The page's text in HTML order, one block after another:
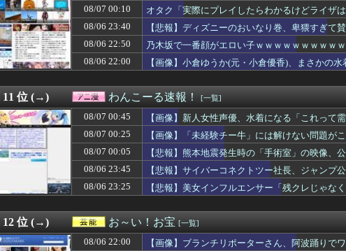
00:02
【アークナイツ】Gift+シリーズ「純燼エイヤフィヤトラ それ
00:02
ソフトの入れ替えなんて10秒で済むのにそれを面倒くさいと
00:01
【画像】「ビールと水を交互に飲まないと倒れるグラス」発売
00:01
【ウマ娘】自分の胸を主張してトレーナーに迫るルラち
00:01
【SSD】1TBで1.5万とか、買った時の倍なんだけど今だと買
00:01
【億砲】横浜M“和製フォーデン、三井寺がデビューｗｗｗｗ
00:01
【ライザのアトリエ】キューズQ「ライザ(ライザリン・シュタ
00:01
【画像】爆乳アメリカハーフ美女、水着グラビアが大迫力す
07 00:01
【ウマ娘】（悲報）ナイスネイチャ、討ち取られる
00:00
【グラブル】エンドレスラグナロクでも周りから塩対応されて
00:00
夫「会社辞めて実家で仕事探したい」私「応援するよ」→と
00:00
【ウマ娘】汗っかきDKPIママって設定いいよね…
【画像】キス釣りするんや
【ラブライブ！】【動画】ひーが後輩にお姉ちゃん呼びさせ
00:00
ブラジル「日本人を満載したトラックのように扱え」→差別
00:00
デカすぎる女性YouTuber、ガチでエグいって・・・
00:00
加藤純一のニコニコ老人会RUSTだが誰視点で見たい？
00:00
【マーベル】ハルクって毎回似たような見た目じゃない？
08/07 00:10
オタク「実際にプレイしたらわかるけどライザ
08/06 23:40
【悲報】ディズニーのおいなり巻、卑猥すぎて
08/06 22:50
乃木坂で一番顔がエロい子ｗｗｗｗｗｗｗｗｗ
08/06 22:00
【画像】小倉ゆうか(元・小倉優香)、まさかの
11 位 (→) わんこーる速報！ [一覧]
08/07 00:45
【画像】新人女性声優、水着になる「これって
08/07 00:25
【画像】「未経験チー牛」には解けない問題が
08/07 00:05
【悲報】熊本地震発生時の「手術室」の映像、
08/06 23:45
【悲報】サイバーコネクトツー社長、ジャンプ
08/06 23:25
【悲報】美女インフルエンサー「残クレじゃな
12 位 (→) お～い！お宝 [一覧]
08/06 22:00
【画像】ブランチリポーターさん、阿波踊りで